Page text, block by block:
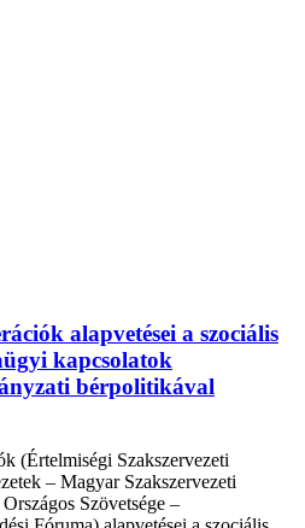
alapvetései a szociális
kapcsolatok
bérpolitikával
(Értelmiségi Szakszervezeti
– Magyar Szakszervezeti
Szövetsége –